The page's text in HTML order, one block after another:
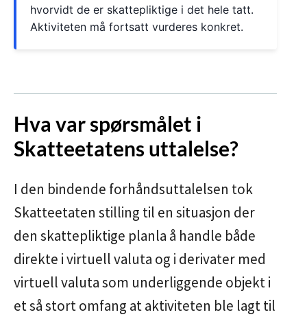
hvorvidt de er skattepliktige i det hele tatt.
Aktiviteten må fortsatt vurderes konkret.
Hva var spørsmålet i
Skatteetatens uttalelse?
I den bindende forhåndsuttalelsen tok
Skatteetaten stilling til en situasjon der
den skattepliktige planla å handle både
direkte i virtuell valuta og i derivater med
virtuell valuta som underliggende objekt i
et så stort omfang at aktiviteten ble lagt til